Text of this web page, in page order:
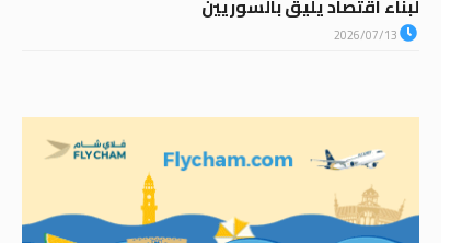
2026/07/13